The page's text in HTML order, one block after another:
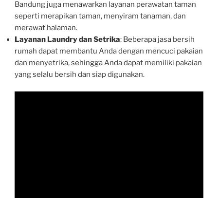
Bandung juga menawarkan layanan perawatan taman
seperti merapikan taman, menyiram tanaman, dan
merawat halaman.
Layanan Laundry dan Setrika: Beberapa jasa bersih
rumah dapat membantu Anda dengan mencuci pakaian
dan menyetrika, sehingga Anda dapat memiliki pakaian
yang selalu bersih dan siap digunakan.